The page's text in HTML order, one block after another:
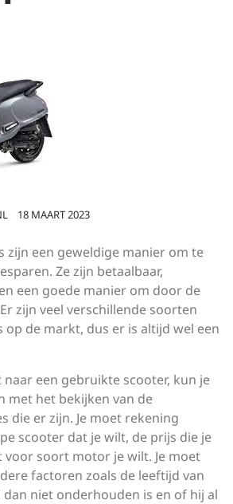
18 MAART 2023
zijn een geweldige manier om te
Ze zijn betaalbaar,
een goede manier om door de
zijn veel verschillende soorten
de markt, dus er is altijd wel een
naar een gebruikte scooter, kun je
met het bekijken van de
die er zijn. Je moet rekening
scooter dat je wilt, de prijs die je
soort motor je wilt. Je moet
factoren zoals de leeftijd van
dan niet onderhouden is en of hij al